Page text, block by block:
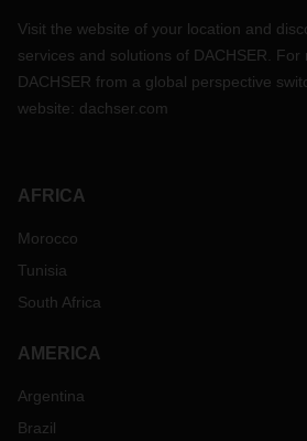
Visit the website of your location and
services and solutions of DACHSER.
DACHSER from a global perspective
website: dachser.com
AFRICA
Morocco
Tunisia
South Africa
AMERICA
Argentina
Brazil